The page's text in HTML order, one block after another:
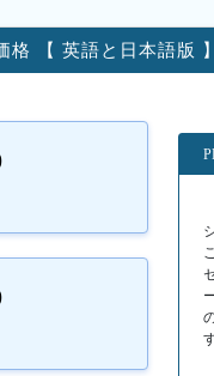
格 【 英語と日本語版 】